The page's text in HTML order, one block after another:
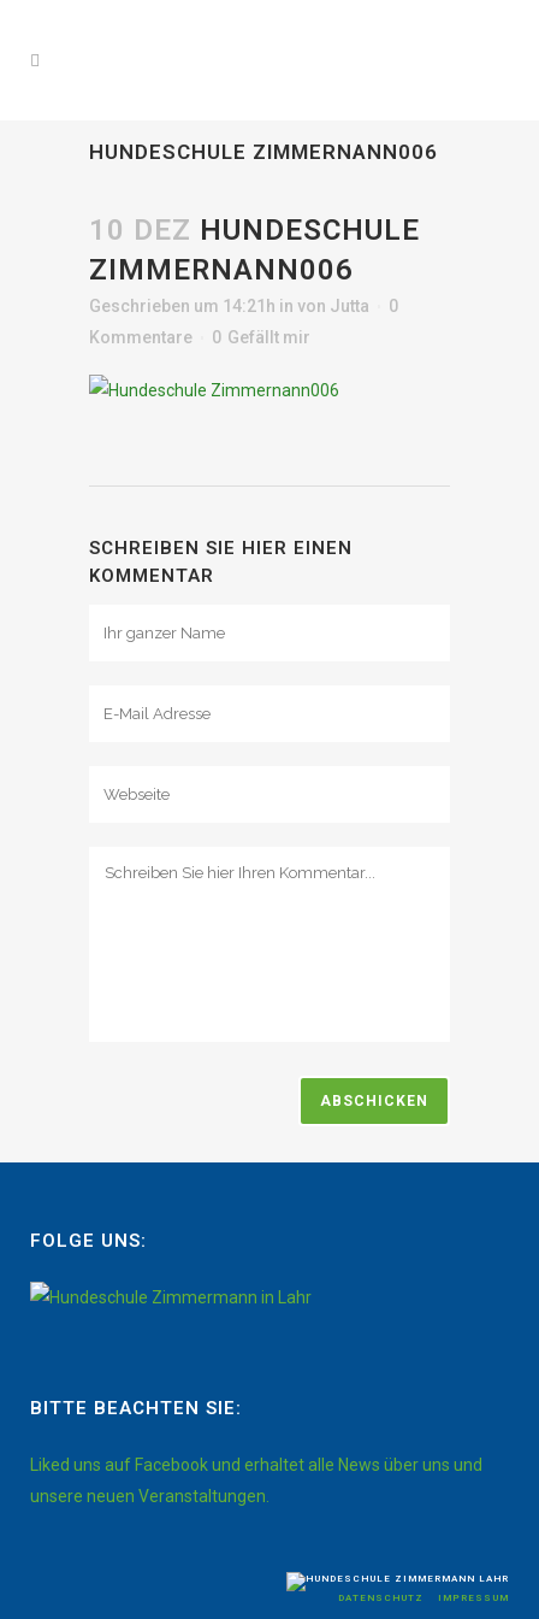
HUNDESCHULE ZIMMERNANN006
10 DEZ HUNDESCHULE
ZIMMERNANN006
Geschrieben um 14:21h in von Jutta
0
Kommentare
0 Gefällt mir
SCHREIBEN SIE HIER EINEN
KOMMENTAR
FOLGE UNS:
BITTE BEACHTEN SIE:
Liked uns auf Facebook und erhaltet alle News über uns und
unsere neuen Veranstaltungen.
DATENSCHUTZ IMPRESSUM